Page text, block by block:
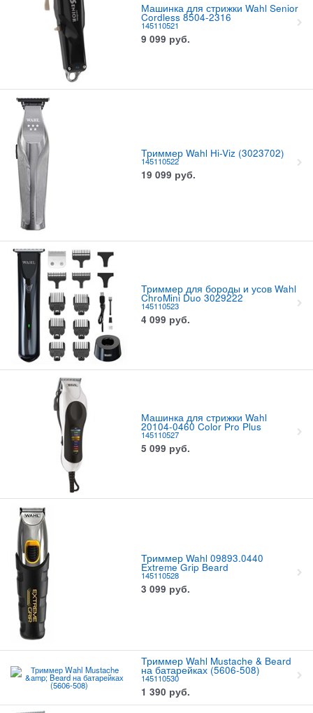
Машинка для стрижки Wahl Senior
Cordless 8504-2316
145110521
9 099 руб.
Триммер Wahl Hi-Viz (3023702)
145110522
19 099 руб.
Триммер для бороды и усов Wahl
ChroMini Duo 3029222
145110523
4 099 руб.
Машинка для стрижки Wahl
20104-0460 Color Pro Plus
145110527
5 099 руб.
Триммер Wahl 09893.0440
Extreme Grip Beard
145110528
3 099 руб.
Триммер Wahl Mustache & Beard
на батарейках (5606-508)
145110530
1 390 руб.